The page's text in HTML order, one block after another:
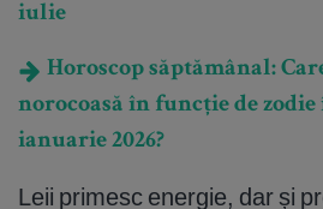
iulie
Horoscop săptămânal:
norocoasă în funcție de zodie
ianuarie 2026?
Leii primesc energie, dar și